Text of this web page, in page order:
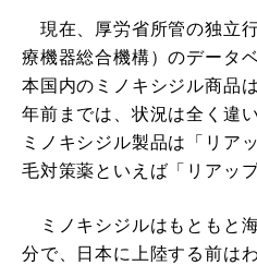
現在、厚労省所管の独立
療機器総合機構）のデータ
本国内のミノキシジル商品
年前までは、状況は全く違
ミノキシジル製品は「リア
毛対策薬といえば「リアッ
ミノキシジルはもともと
分で、日本に上陸する前は